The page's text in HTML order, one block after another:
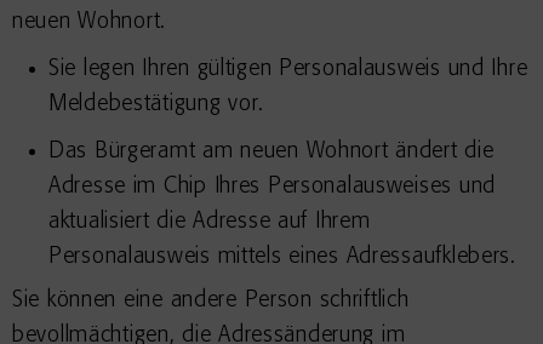
neuen Wohnort.
Sie legen Ihren gültigen Personalausweis und Ihre
Meldebestätigung vor.
Das Bürgeramt am neuen Wohnort ändert die
Adresse im Chip Ihres Personalausweises und
aktualisiert die Adresse auf Ihrem
Personalausweis mittels eines Adressaufklebers.
Sie können eine andere Person schriftlich
bevollmächtigen, die Adressänderung im